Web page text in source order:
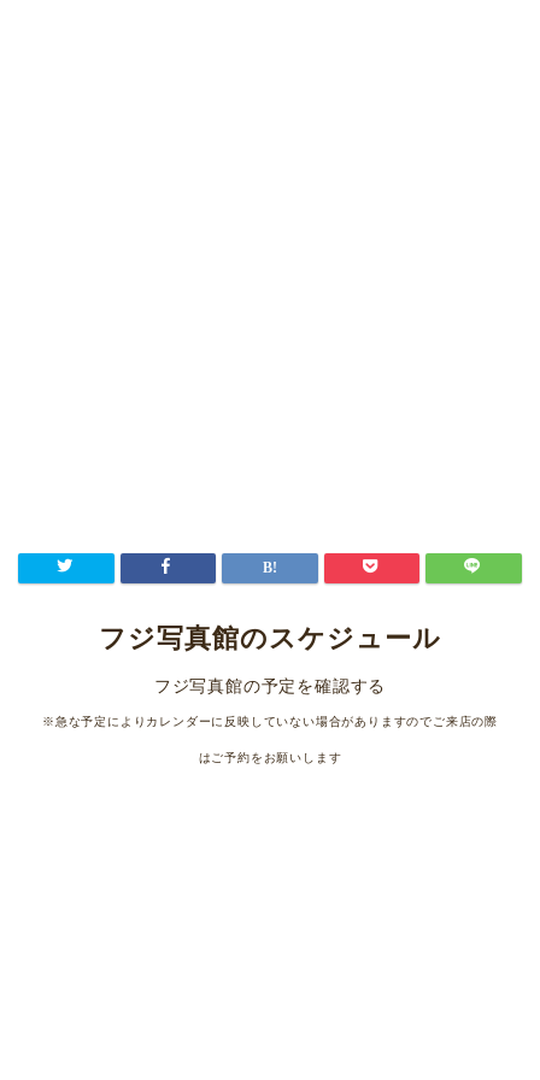
フジ写真館のスケジュール
フジ写真館の予定を確認する
※急な予定によりカレンダーに反映していない場合がありますのでご来店の際
はご予約をお願いします